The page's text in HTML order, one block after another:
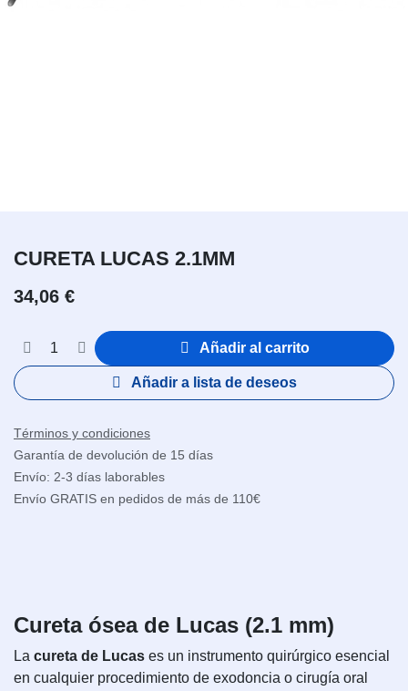
CURETA LUCAS 2.1MM
34,06 €
Añadir al carrito
Añadir a lista de deseos
Términos y condiciones
Garantía de devolución de 15 días
Envío: 2-3 días laborables
Envío GRATIS en pedidos de más de 110€
Cureta ósea de Lucas (2.1 mm)
La cureta de Lucas es un instrumento quirúrgico esencial
en cualquier procedimiento de exodoncia o cirugía oral